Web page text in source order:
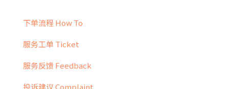
下单流程 How To
服务工单 Ticket
服务反馈 Feedback
投诉建议 Complaint